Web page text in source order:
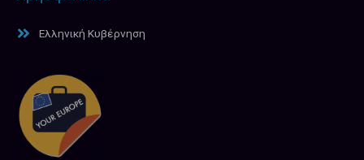
Ελληνική Κυβέρνηση